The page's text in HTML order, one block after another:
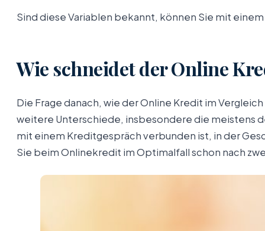
Sind diese Variablen bekannt, können Sie mit
Wie schneidet der Online
Die Frage danach, wie der Online Kredit im
weitere Unterschiede, insbesondere die meistens
mit einem Kreditgespräch verbunden ist, in der
Sie beim Onlinekredit im Optimalfall schon nach